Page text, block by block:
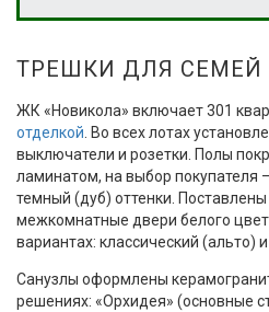
ТРЕШКИ ДЛЯ СЕМЕЙ
ЖК «Новикола» включает 301
отделкой . Во всех лотах
выключатели и розетки. Полы
ламинатом, на выбор покупателя
темный (дуб) оттенки.
межкомнатные двери белого
вариантах: классический (альто)
Санузлы оформлены
решениях: «Орхидея» (основные